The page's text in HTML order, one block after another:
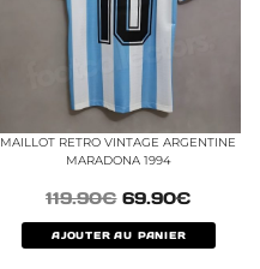
MAILLOT RETRO VINTAGE ARGENTINE
MARADONA 1994
119.90€ 69.90€
AJOUTER AU PANIER